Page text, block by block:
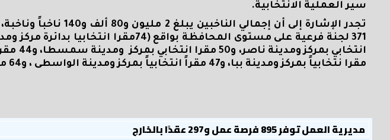
سير العملية الانتخابية.
مقرا نتخابياً بمركز ومدينة ببا، و47 مقراً انتخابياً بمركز ومدينة الواسطى ، و64 مقراً انتخابيا بمركز ومدينة الفشن.
مديرية العمل توفر 895 فرصة عمل و297 عقدًا بالخارج